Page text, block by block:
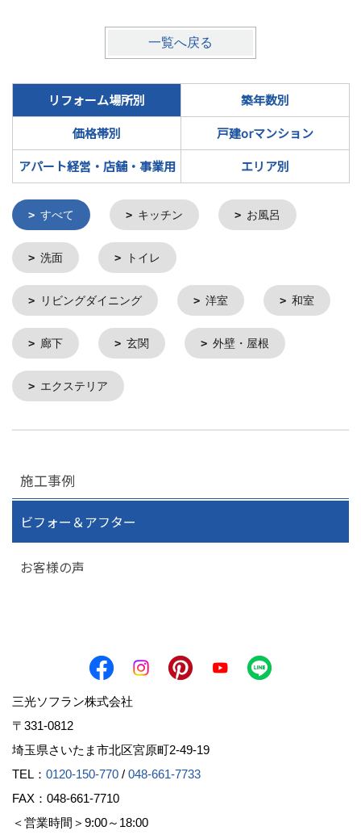
一覧へ戻る
リフォーム場所別
築年数別
価格帯別
戸建orマンション
アパート経営・店舗・事業用
エリア別
すべて キッチン お風呂
洗面 トイレ
リビングダイニング 洋室 和室
廊下 玄関 外壁・屋根
エクステリア
施工事例
ビフォー＆アフター
お客様の声
三光ソフラン株式会社
〒331-0812
埼玉県さいたま市北区宮原町2-49-19
TEL： 0120-150-770 / 048-661-7733
FAX：048-661-7710
＜営業時間＞9:00～18:00